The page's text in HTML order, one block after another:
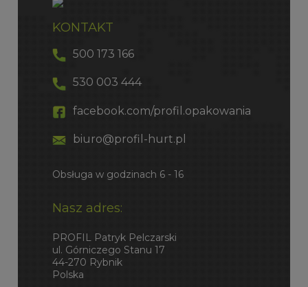
KONTAKT
500 173 166
530 003 444
facebook.com/profil.opakowania
biuro@profil-hurt.pl
Obsługa w godzinach 6 - 16
Nasz adres:
PROFIL Patryk Pelczarski
ul. Górniczego Stanu 17
44-270 Rybnik
Polska